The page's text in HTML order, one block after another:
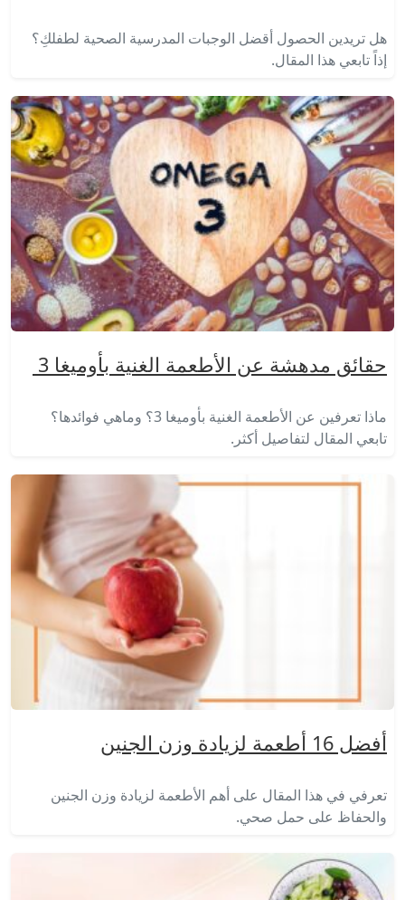
هل تريدين الحصول أقضل الوجبات المدرسية الصحية لطفلكِ؟
إذاً تابعي هذا المقال.
حقائق مدهشة عن الأطعمة الغنية بأوميغا 3
ماذا تعرفين عن الأطعمة الغنية بأوميغا 3؟ وماهي فوائدها؟
تابعي المقال لتفاصيل أكثر.
أفضل 16 أطعمة لزيادة وزن الجنين
تعرفي في هذا المقال على أهم الأطعمة لزيادة وزن الجنين
والحفاظ على حمل صحي.